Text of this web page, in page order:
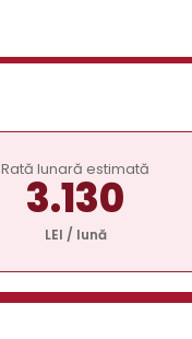
Rată lunară estimată
3.130
LEI / lună